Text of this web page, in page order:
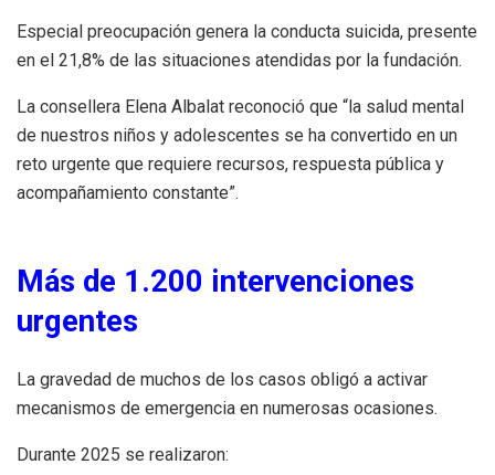
Especial preocupación genera la conducta suicida, presente
en el 21,8% de las situaciones atendidas por la fundación.
La consellera Elena Albalat reconoció que “la salud mental
de nuestros niños y adolescentes se ha convertido en un
reto urgente que requiere recursos, respuesta pública y
acompañamiento constante”.
Más de 1.200 intervenciones
urgentes
La gravedad de muchos de los casos obligó a activar
mecanismos de emergencia en numerosas ocasiones.
Durante 2025 se realizaron: